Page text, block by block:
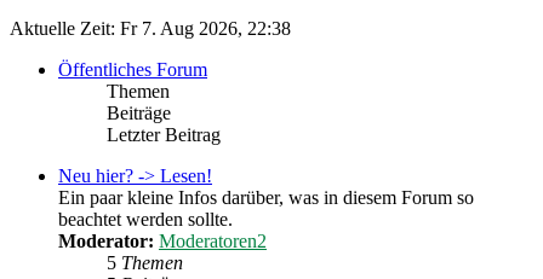
Aktuelle Zeit: Fr 7. Aug 2026, 22:38
Öffentliches Forum
Themen
Beiträge
Letzter Beitrag
Neu hier? -> Lesen!
Ein paar kleine Infos darüber, was in diesem Forum so
beachtet werden sollte.
Moderator: Moderatoren2
5 Themen